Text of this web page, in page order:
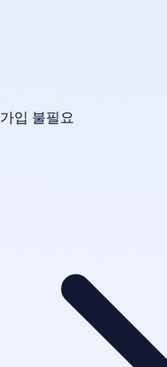
가입 불필요